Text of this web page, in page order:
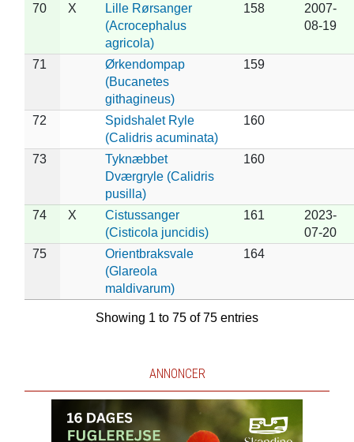
70 X
Lille Rørsanger
(Acrocephalus
agricola)
158
2007-
08-19
71
Ørkendompap
(Bucanetes
githagineus)
159
72
Spidshalet Ryle
(Calidris acuminata)
160
73
Tyknæbbet
Dværgryle (Calidris
pusilla)
160
74 X
Cistussanger
(Cisticola juncidis)
161
2023-
07-20
75
Orientbraksvale
(Glareola
maldivarum)
164
Showing 1 to 75 of 75 entries
ANNONCER